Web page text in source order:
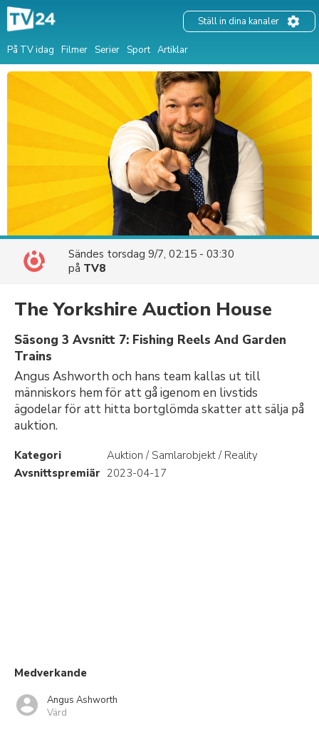
På TV idag Filmer Serier Sport Artiklar
Ställ in dina kanaler
Sändes torsdag 9/7, 02:15 - 03:30
på TV8
The Yorkshire Auction House
Säsong 3 Avsnitt 7: Fishing Reels And Garden
Trains
Angus Ashworth och hans team kallas ut till
människors hem för att gå igenom en livstids
ägodelar för att hitta bortglömda skatter att sälja på
auktion.
Kategori
Auktion / Samlarobjekt / Reality
Avsnittspremiär 2023-04-17
Medverkande
Angus Ashworth
Värd